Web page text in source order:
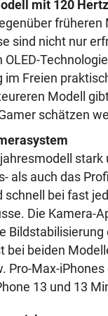
mit 120 Hertz
sind nicht nur
Freien
Modell
schätzen
als auch das
bei fast
Die Kamera-
Bildstabilisierung
beiden
Pro-Max-
13 und 13